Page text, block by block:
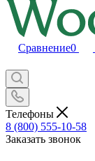
Сравнение0
Телефоны
8 (800) 555-10-58
Заказать звонок